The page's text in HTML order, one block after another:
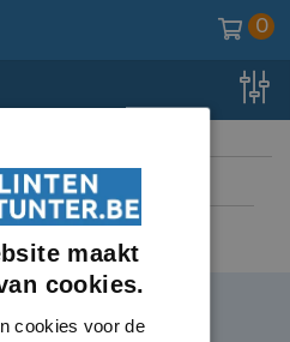
0
maakt
cookies.
cookies voor de